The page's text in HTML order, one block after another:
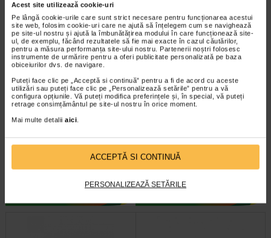
Acest site utilizează cookie-uri
Pe lângă cookie-urile care sunt strict necesare pentru funcționarea acestui
site web, folosim cookie-uri care ne ajută să înțelegem cum se navighează
pe site-ul nostru și ajută la îmbunătățirea modului în care funcționează site-
ul, de exemplu, făcând rezultatele să fie mai exacte în cazul căutărilor,
pentru a măsura performanța site-ului nostru. Partenerii noștri folosesc
instrumente de urmărire pentru a oferi publicitate personalizată pe baza
obiceiurilor dvs. de navigare.
Puteți face clic pe „Acceptă si continuă” pentru a fi de acord cu aceste
utilizări sau puteți face clic pe „Personalizează setările” pentru a vă
configura opțiunile. Vă puteți modifica preferințele și, în special, vă puteți
retrage consimțământul pe site-ul nostru în orice moment.
Mai multe detalii aici
ACCEPTĂ SI CONTINUĂ
PERSONALIZEAZĂ SETĂRILE
Aspacardin, 39 mg / 12, 30
comprimate, Terapia
Aspacardin face parte din grupa de
medicamente numite suplimente
Aspenter 100 mg inhiba adeziunea
si agregarea trombocitelor din